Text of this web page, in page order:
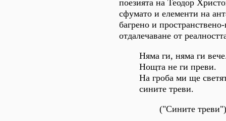
поезията на Теодор
сфумато и елементи на
багрено и
отдалечаване от
Няма ги, няма ги
Нощта не ги преви.
На гроба ми ще
сините треви.
("Сините треви")